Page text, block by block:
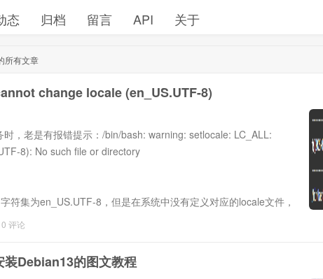
态 归档 留言 API 关于
所有文章
change locale (en_US.UTF-8)
，老是有报错提示：/bin/bash: warning: setlocale: LC_ALL:
8): No such file or directory
符集为en_US.UTF-8，但是在系统中没有定义对应的locale文件，
可。
0 评论
Debian13的图文教程